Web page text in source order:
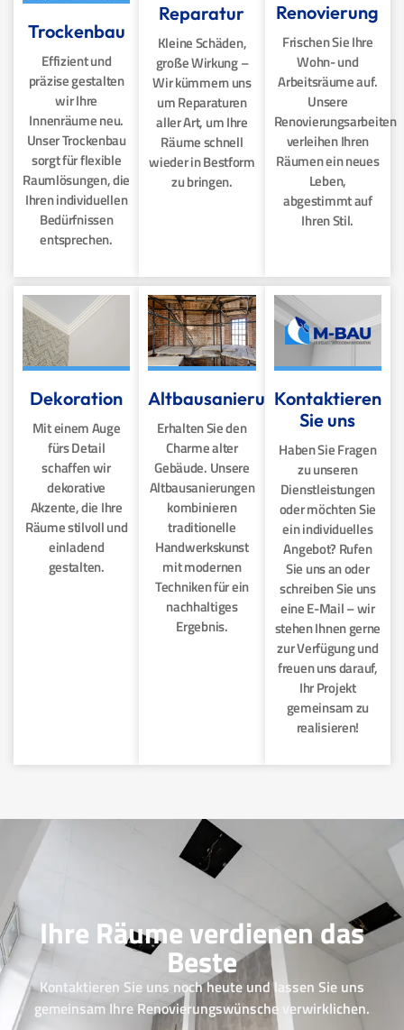
Trockenbau
Effizient und
präzise gestalten
wir Ihre
Innenräume neu.
Unser Trockenbau
sorgt für flexible
Raumlösungen, die
Ihren individuellen
Bedürfnissen
entsprechen.
Reparatur
Kleine Schäden,
große Wirkung –
Wir kümmern uns
um Reparaturen
aller Art, um Ihre
Räume schnell
wieder in Bestform
zu bringen.
Renovierung
Frischen Sie Ihre
Wohn- und
Arbeitsräume auf.
Unsere
Renovierungsarbeiten
verleihen Ihren
Räumen ein neues
Leben,
abgestimmt auf
Ihren Stil.
Dekoration
Mit einem Auge
fürs Detail
schaffen wir
dekorative
Akzente, die Ihre
Räume stilvoll und
einladend
gestalten.
Altbausanierung
Erhalten Sie den
Charme alter
Gebäude. Unsere
Altbausanierungen
kombinieren
traditionelle
Handwerkskunst
mit modernen
Techniken für ein
nachhaltiges
Ergebnis.
Kontaktieren
Sie uns
Haben Sie Fragen
zu unseren
Dienstleistungen
oder möchten Sie
ein individuelles
Angebot? Rufen
Sie uns an oder
schreiben Sie uns
eine E-Mail – wir
stehen Ihnen gerne
zur Verfügung und
freuen uns darauf,
Ihr Projekt
gemeinsam zu
realisieren!
Ihre Räume verdienen das
Beste
Kontaktieren Sie uns noch heute und lassen Sie uns
gemeinsam Ihre Renovierungswünsche verwirklichen.